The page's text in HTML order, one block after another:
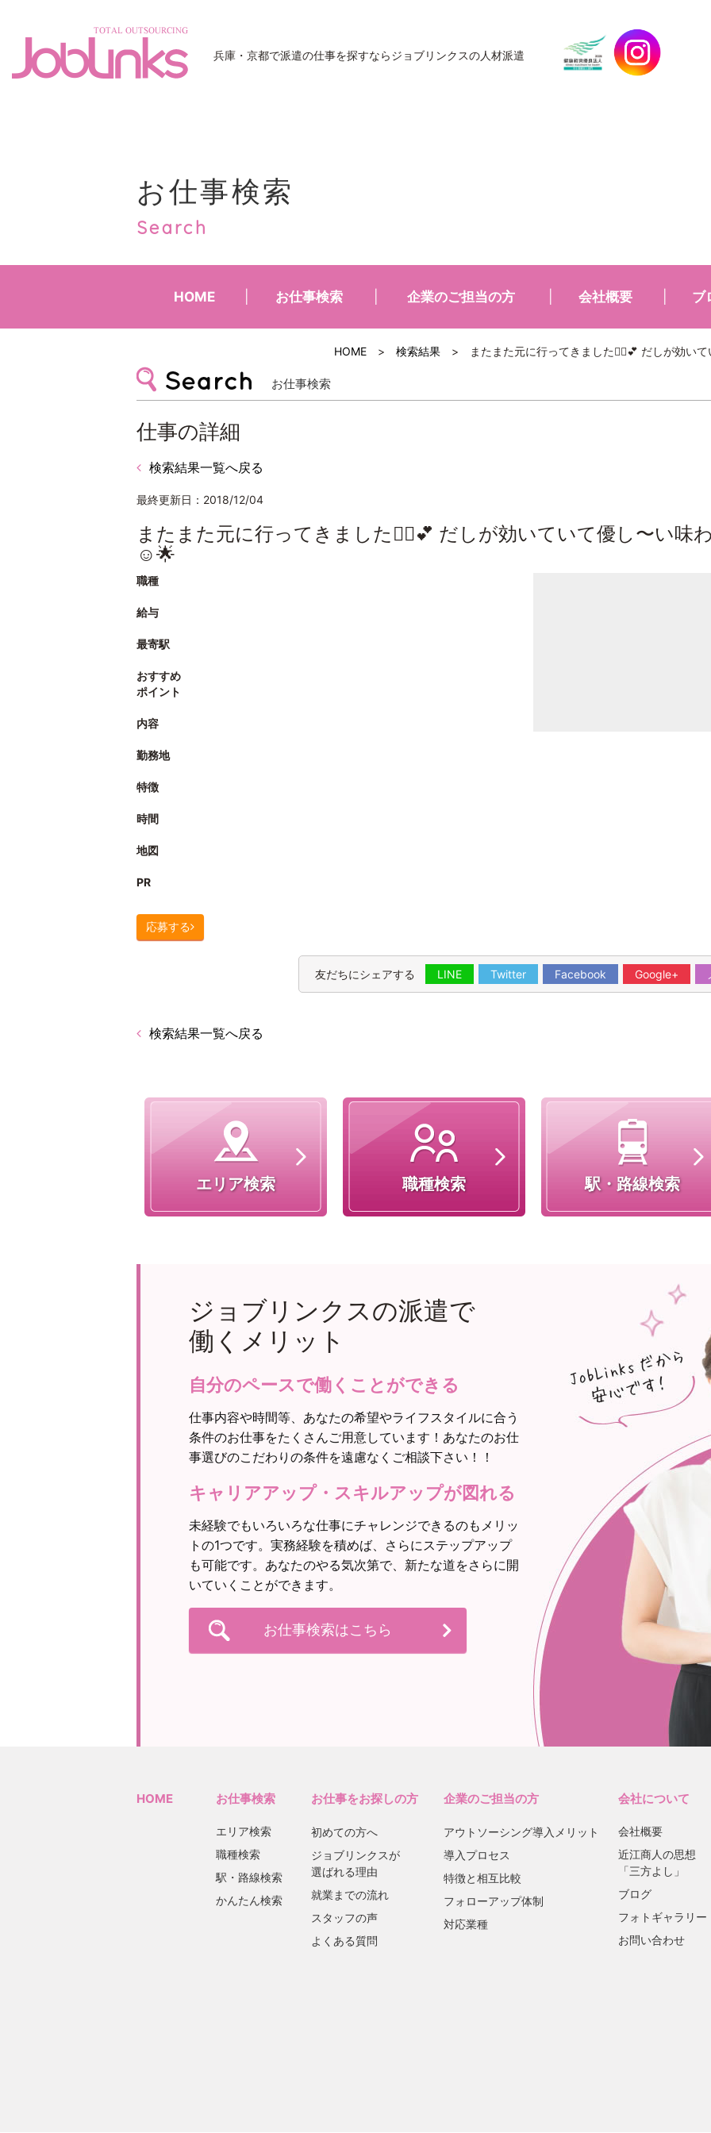
兵庫・京都で派遣の仕事を探すならジョブリンクスの人材派遣
お仕事検索
Search
HOME お仕事検索 企業のご担当の方 会社概要 ブ
HOME > 検索結果 > またまた元に行ってきました🚶‍♂️💕 だしが効い
お仕事検索
仕事の詳細
検索結果一覧へ戻る
最終更新日：2018/12/04
またまた元に行ってきました🚶‍♂️💕 だしが効いていて優し〜い味
☺️🌟
職種
給与
最寄駅
おすすめ
ポイント
内容
勤務地
特徴
時間
地図
PR
応募する
友だちにシェアする LINE Twitter Facebook Google+
検索結果一覧へ戻る
エリア検索 職種検索 駅・路線検索
ジョブリンクスの派遣で
働くメリット
自分のペースで働くことができる
仕事内容や時間等、あなたの希望やライフスタイルに合う
条件のお仕事をたくさんご用意しています！あなたのお仕
事選びのこだわりの条件を遠慮なくご相談下さい！！
キャリアアップ・スキルアップが図れる
未経験でもいろいろな仕事にチャレンジできるのもメリッ
トの1つです。実務経験を積めば、さらにステップアップ
も可能です。あなたのやる気次第で、新たな道をさらに開
いていくことができます。
お仕事検索はこちら
HOME お仕事検索
エリア検索
職種検索
駅・路線検索
かんたん検索
お仕事をお探しの方
初めての方へ
ジョブリンクスが
選ばれる理由
就業までの流れ
スタッフの声
よくある質問
企業のご担当の方
アウトソーシング導入メリット
導入プロセス
特徴と相互比較
フォローアップ体制
対応業種
会社について
会社概要
近江商人の思想
「三方よし」
ブログ
フォトギャラリー
お問い合わせ